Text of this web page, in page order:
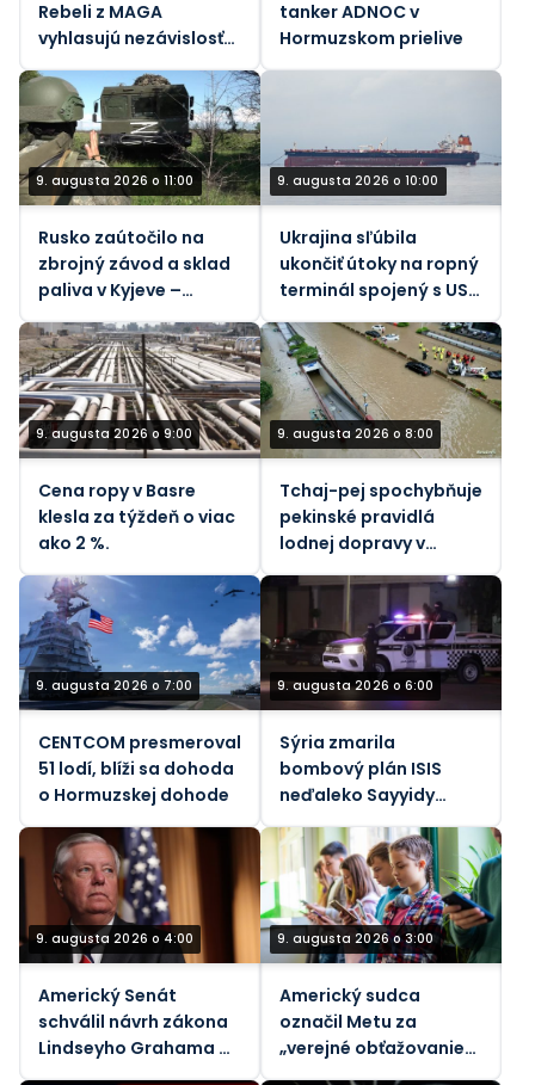
Rebeli z MAGA
vyhlasujú nezávislosť
tanker ADNOC v
Hormuzskom prielive
9. augusta 2026 o 11:00
Rusko zaútočilo na
zbrojný závod a sklad
paliva v Kyjeve –
ministerstvo obrany
9. augusta 2026 o 10:00
Ukrajina sľúbila
ukončiť útoky na ropný
terminál spojený s USA
– Bloomberg
9. augusta 2026 o 9:00
Cena ropy v Basre
klesla za týždeň o viac
ako 2 %.
9. augusta 2026 o 8:00
Tchaj-pej spochybňuje
pekinské pravidlá
lodnej dopravy v
počas tajfúnu
9. augusta 2026 o 7:00
CENTCOM presmeroval
51 lodí, blíži sa dohoda
o Hormuzskej dohode
9. augusta 2026 o 6:00
Sýria zmarila
bombový plán ISIS
neďaleko Sayyidy
Zainab
9. augusta 2026 o 4:00
Americký Senát
schválil návrh zákona
Lindseyho Grahama o
sankciách voči Rusku
9. augusta 2026 o 3:00
Americký sudca
označil Metu za
„verejné obťažovanie“
za znečistenie